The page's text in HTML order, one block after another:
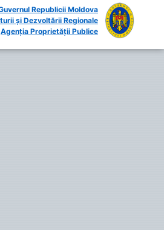
Republicii Moldova
și Dezvoltării Regionale
Agenția Proprietății Publice